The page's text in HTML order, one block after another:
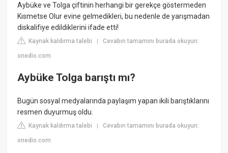
Aybüke ve Tolga çiftinin herhangi bir gerekçe göstermeden
Kısmetse Olur evine gelmedikleri, bu nedenle de yarışmadan
diskalifiye edildiklerini ifade etti!
Kaynak kaldırma talebi |Cevabın tamamını burada okuyun:
onedio.com
Aybüke Tolga barıştı mı?
Bugün sosyal medyalarında paylaşım yapan ikili barıştıklarını
resmen duyurmuş oldu.
Kaynak kaldırma talebi |Cevabın tamamını burada okuyun:
onedio.com